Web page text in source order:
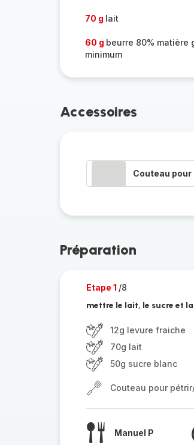
70 g lait
60 g beurre 80% matière
minimum
Accessoires
Couteau
Préparation
Etape 1 /8
mettre le lait, le sucre et
12g levure fraiche
70g lait
50g sucre blanc
Couteau pour
Manuel P